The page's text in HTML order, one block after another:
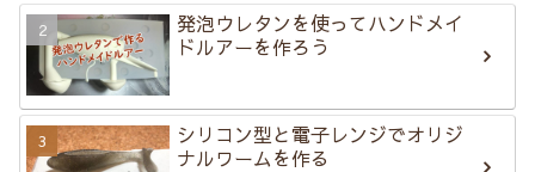
発泡ウレタンを使ってハンドメイ
ドルアーを作ろう
シリコン型と電子レンジでオリジ
ナルワームを作る